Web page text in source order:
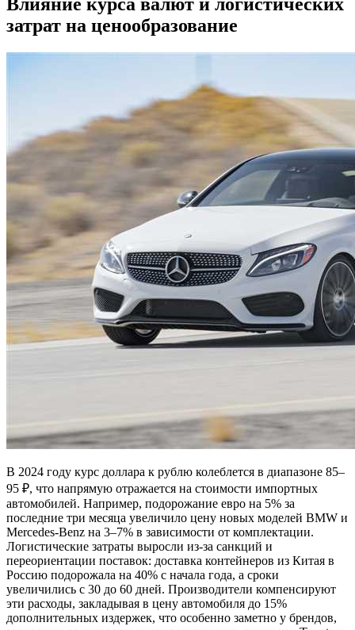
Влияние курса валют и логистических
затрат на ценообразование
В 2024 году курс доллара к рублю колеблется в диапазоне 85–
95 ₽, что напрямую отражается на стоимости импортных
автомобилей. Например, подорожание евро на 5% за
последние три месяца увеличило цену новых моделей BMW и
Mercedes-Benz на 3–7% в зависимости от комплектации.
Логистические затраты выросли из-за санкций и
переориентации поставок: доставка контейнеров из Китая в
Россию подорожала на 40% с начала года, а сроки
увеличились с 30 до 60 дней. Производители компенсируют
эти расходы, закладывая в цену автомобиля до 15%
дополнительных издержек, что особенно заметно у брендов,